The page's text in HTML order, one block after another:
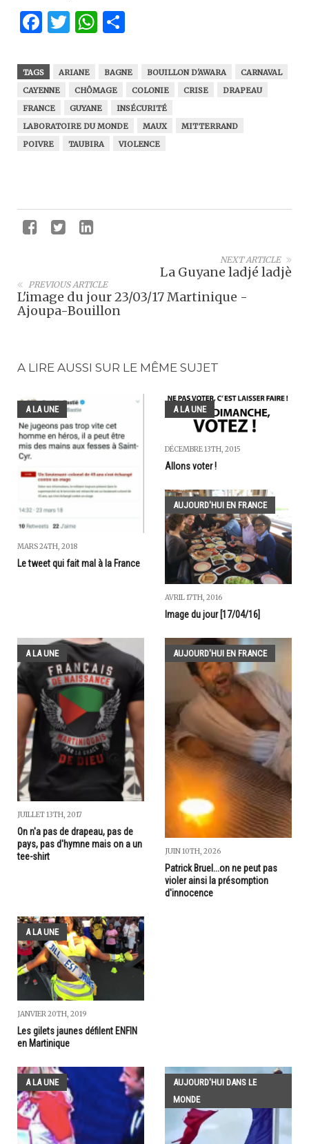
Facebook
Twitter
WhatsApp
TAGS ARIANE BAGNE BOUILLON D'AWARA
CARNAVAL
CAYENNE
CHÔMAGE COLONIE CRISE
DRAPEAU
FRANCE
GUYANE
INSÉCURITÉ
LABORATOIRE DU MONDE
MAUX
MITTERRAND
POIVRE
TAUBIRA VIOLENCE
NEXT ARTICLE
La Guyane ladjé ladjè
PREVIOUS ARTICLE
L'image du jour 23/03/17 Martinique -
Ajoupa-Bouillon
A LIRE AUSSI SUR LE MÊME SUJET
A LA UNE
MARS 24TH, 2018
Le tweet qui fait mal à la France
A LA UNE
DÉCEMBRE 13TH, 2015
Allons voter !
AUJOURD'HUI EN FRANCE
AVRIL 17TH, 2016
Image du jour [17/04/16]
A LA UNE
JUILLET 13TH, 2017
On n'a pas de drapeau, pas de
pays, pas d'hymne mais on a un
tee-shirt
AUJOURD'HUI EN FRANCE
JUIN 10TH, 2026
Patrick Bruel...on ne peut pas
violer ainsi la présomption
d'innocence
A LA UNE
JANVIER 20TH, 2019
Les gilets jaunes défilent ENFIN
en Martinique
A LA UNE
AUJOURD'HUI DANS LE
MONDE